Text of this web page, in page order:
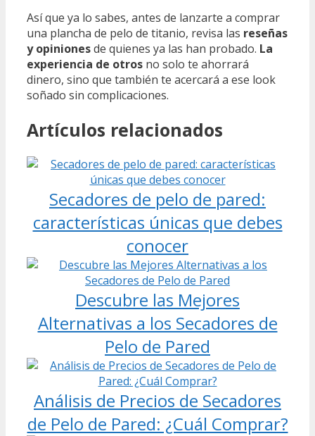
Así que ya lo sabes, antes de lanzarte a comprar
una plancha de pelo de titanio, revisa las reseñas
y opinionesde quienes ya las han probado. La
experiencia de otros no solo te ahorrará
dinero, sino que también te acercará a ese look
soñado sin complicaciones.
Artículos relacionados
Secadores de pelo de pared:
características únicas que debes
conocer
Descubre las Mejores
Alternativas a los Secadores de
Pelo de Pared
Análisis de Precios de Secadores
de Pelo de Pared: ¿Cuál Comprar?